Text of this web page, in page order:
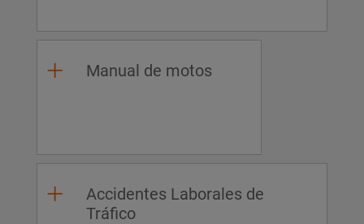
Manual de motos
Accidentes Laborales de
Tráfico